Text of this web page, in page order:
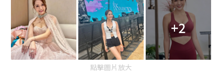
+2
點擊圖片放大